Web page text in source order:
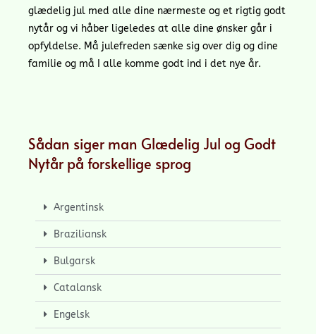
glædelig jul med alle dine nærmeste og et rigtig godt
nytår og vi håber ligeledes at alle dine ønsker går i
opfyldelse. Må julefreden sænke sig over dig og dine
familie og må I alle komme godt ind i det nye år.
Sådan siger man Glædelig Jul og Godt
Nytår på forskellige sprog
Argentinsk
Braziliansk
Bulgarsk
Catalansk
Engelsk